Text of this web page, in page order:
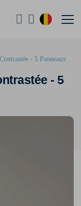
- 5
- 5 Panneaux